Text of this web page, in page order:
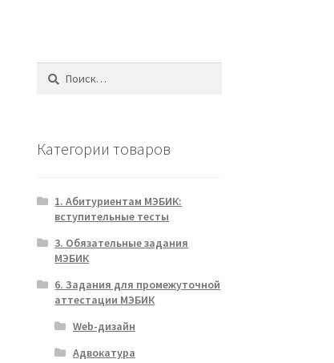
Найти:
Категории товаров
1. Абитуриентам МЭБИК:
вступительные тесты
3. Обязательные задания
МЭБИК
6. Задания для промежуточной
аттестации МЭБИК
Web-дизайн
Адвокатура